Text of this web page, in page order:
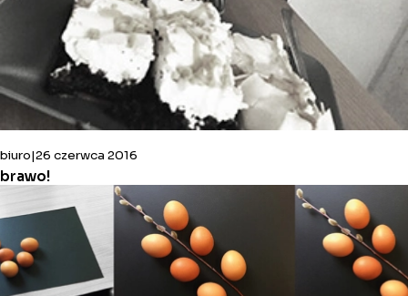
biuro 26 czerwca 2016
brawo!